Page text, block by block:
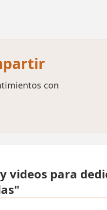
con
videos para